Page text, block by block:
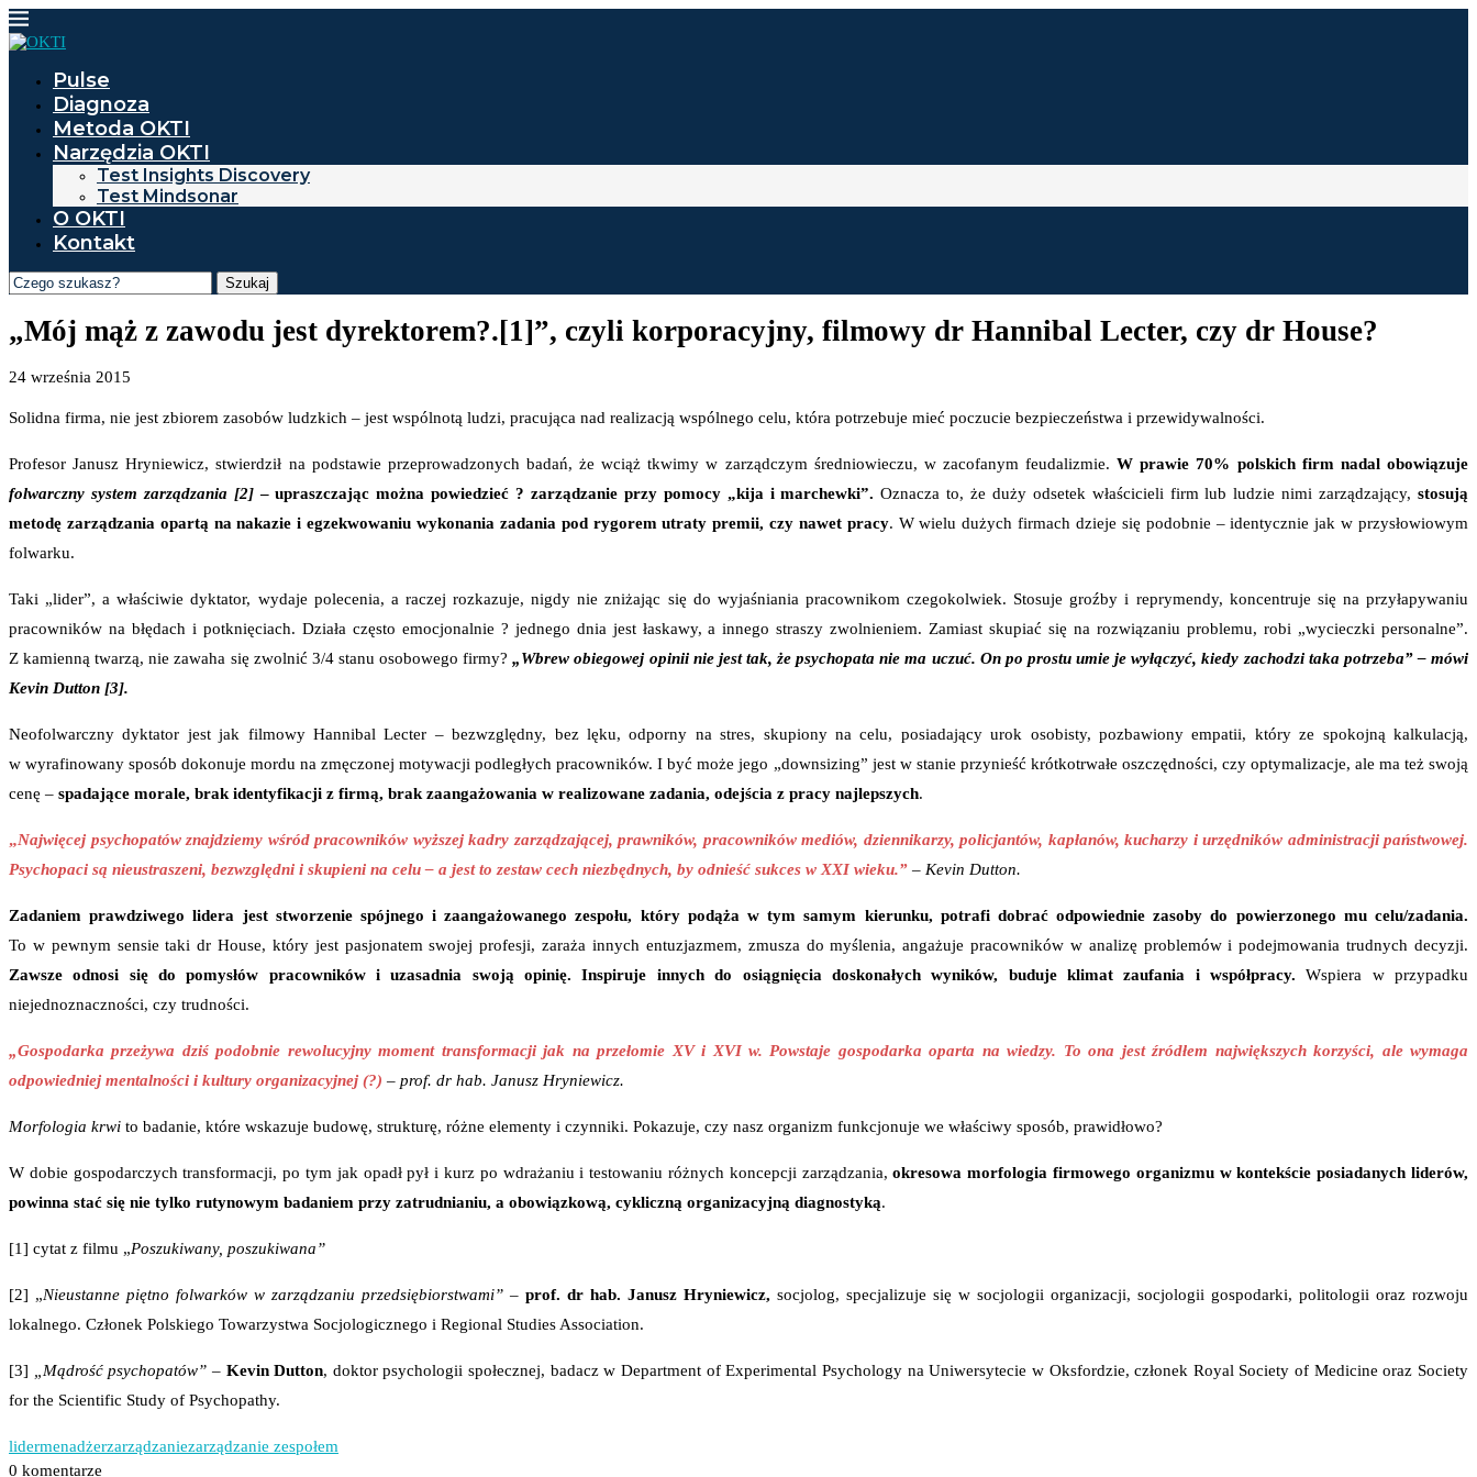
Pulse
Diagnoza
Metoda OKTI
Narzędzia OKTI
Test Insights Discovery
Test Mindsonar
O OKTI
Kontakt
Szukaj
„Mój mąż z zawodu jest dyrektorem?.[1]”, czyli korporacyjny, filmowy dr Hannibal Lecter, czy dr House?
24 września 2015
Solidna firma, nie jest zbiorem zasobów ludzkich – jest wspólnotą ludzi, pracująca nad realizacją wspólnego celu, która potrzebuje mieć poczucie bezpieczeństwa i przewidywalności.
Profesor Janusz Hryniewicz, stwierdził na podstawie przeprowadzonych badań, że wciąż tkwimy w zarządczym średniowieczu, w zacofanym feudalizmie.W prawie 70% polskich firm nadal obowiązuje
folwarczny system zarządzania [2]– upraszczając można powiedzieć ? zarządzanie przy pomocy „kija i marchewki”. Oznacza to, że duży odsetek właścicieli firm lub ludzie nimi zarządzający,stosują
metodę zarządzania opartą na nakazie i egzekwowaniu wykonania zadania pod rygorem utraty premii, czy nawet pracy. W wielu dużych firmach dzieje się podobnie – identycznie jak w przysłowiowym
folwarku.
Taki „lider”, a właściwie dyktator, wydaje polecenia, a raczej rozkazuje, nigdy nie zniżając się do wyjaśniania pracownikom czegokolwiek. Stosuje groźby i reprymendy, koncentruje się na przyłapywaniu
pracowników na błędach i potknięciach. Działa często emocjonalnie ? jednego dnia jest łaskawy, a innego straszy zwolnieniem. Zamiast skupiać się na rozwiązaniu problemu, robi „wycieczki personalne”.
Z kamienną twarzą, nie zawaha się zwolnić 3/4 stanu osobowego firmy?„Wbrew obiegowej opinii nie jest tak, że psychopata nie ma uczuć. On po prostu umie je wyłączyć, kiedy zachodzi taka potrzeba” – mówi
Kevin Dutton [3].
Neofolwarczny dyktator jest jak filmowy Hannibal Lecter – bezwzględny, bez lęku, odporny na stres, skupiony na celu, posiadający urok osobisty, pozbawiony empatii, który ze spokojną kalkulacją,
w wyrafinowany sposób dokonuje mordu na zmęczonej motywacji podległych pracowników. I być może jego „downsizing” jest w stanie przynieść krótkotrwałe oszczędności, czy optymalizacje, ale ma też swoją
cenę – spadające morale, brak identyfikacji z firmą, brak zaangażowania w realizowane zadania, odejścia z pracy najlepszych.
„Najwięcej psychopatów znajdziemy wśród pracowników wyższej kadry zarządzającej, prawników, pracowników mediów, dziennikarzy, policjantów, kapłanów, kucharzy i urzędników administracji państwowej.
Psychopaci są nieustraszeni, bezwzględni i skupieni na celu – a jest to zestaw cech niezbędnych, by odnieść sukces w XXI wieku.” – Kevin Dutton.
Zadaniem prawdziwego lidera jest stworzenie spójnego i zaangażowanego zespołu, który podąża w tym samym kierunku, potrafi dobrać odpowiednie zasoby do powierzonego mu celu/zadania.
To w pewnym sensie taki dr House, który jest pasjonatem swojej profesji, zaraża innych entuzjazmem, zmusza do myślenia, angażuje pracowników w analizę problemów i podejmowania trudnych decyzji.
Zawsze odnosi się do pomysłów pracowników i uzasadnia swoją opinię. Inspiruje innych do osiągnięcia doskonałych wyników, buduje klimat zaufania i współpracy. Wspiera w przypadku
niejednoznaczności, czy trudności.
„Gospodarka przeżywa dziś podobnie rewolucyjny moment transformacji jak na przełomie XV i XVI w. Powstaje gospodarka oparta na wiedzy. To ona jest źródłem największych korzyści, ale wymaga
odpowiedniej mentalności i kultury organizacyjnej (?) – prof. dr hab. Janusz Hryniewicz.
Morfologia krwi to badanie, które wskazuje budowę, strukturę, różne elementy i czynniki. Pokazuje, czy nasz organizm funkcjonuje we właściwy sposób, prawidłowo?
W dobie gospodarczych transformacji, po tym jak opadł pył i kurz po wdrażaniu i testowaniu różnych koncepcji zarządzania,okresowa morfologia firmowego organizmu w kontekście posiadanych liderów,
powinna stać się nie tylko rutynowym badaniem przy zatrudnianiu, a obowiązkową, cykliczną organizacyjną diagnostyką.
[1] cytat z filmu „Poszukiwany, poszukiwana”
[2] „Nieustanne piętno folwarków w zarządzaniu przedsiębiorstwami” – prof. dr hab. Janusz Hryniewicz, socjolog, specjalizuje się w socjologii organizacji, socjologii gospodarki, politologii oraz rozwoju
lokalnego. Członek Polskiego Towarzystwa Socjologicznego i Regional Studies Association.
[3] „Mądrość psychopatów” – Kevin Dutton, doktor psychologii społecznej, badacz w Department of Experimental Psychology na Uniwersytecie w Oksfordzie, członek Royal Society of Medicine oraz Society
for the Scientific Study of Psychopathy.
lidermenadżerzarządzaniezarządzanie zespołem
0 komentarze